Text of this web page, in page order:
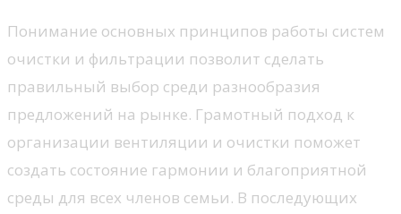
Понимание основных принципов работы систем
очистки и фильтрации позволит сделать
правильный выбор среди разнообразия
предложений на рынке. Грамотный подход к
организации вентиляции и очистки поможет
создать состояние гармонии и благоприятной
среды для всех членов семьи. В последующих